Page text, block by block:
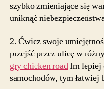
szybko zmieniające się
uniknąć
2. Ćwicz swoje
przejść przez ulicę w
gry chicken roadIm lepiej
samochodów, tym